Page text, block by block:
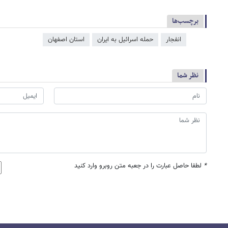
برچسب‌ها
انفجار حمله اسرائیل به ایران استان اصفهان
نظر شما
* لطفا حاصل عبارت را در جعبه متن روبرو وارد کنید